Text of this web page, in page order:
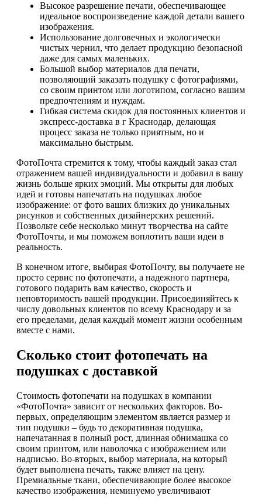
Высокое разрешение печати, обеспечивающее
идеальное воспроизведение каждой детали вашего
изображения.
Использование долговечных и экологически
чистых чернил, что делает продукцию безопасной
даже для самых маленьких.
Большой выбор материалов для печати,
позволяющий заказать подушку с фотографиями,
со своим принтом или логотипом, согласно вашим
предпочтениям и нуждам.
Гибкая система скидок для постоянных клиентов и
экспресс-доставка в г Краснодар, делающая
процесс заказа не только приятным, но и
максимально быстрым.
ФотоПочта стремится к тому, чтобы каждый заказ стал
отражением вашей индивидуальности и добавил в вашу
жизнь больше ярких эмоций. Мы открыты для любых
идей и готовы напечатать на подушках любое
изображение: от фото ваших близких до уникальных
рисунков и собственных дизайнерских решений.
Позвольте себе несколько минут творчества на сайте
ФотоПочты, и мы поможем воплотить ваши идеи в
реальность.
В конечном итоге, выбирая ФотоПочту, вы получаете не
просто сервис по фотопечати, а надежного партнера,
готового подарить вам качество, скорость и
неповторимость вашей продукции. Присоединяйтесь к
числу довольных клиентов по всему Краснодару и за
его пределами, делая каждый момент жизни особенным
вместе с нами.
Сколько стоит фотопечать на
подушках с доставкой
Стоимость фотопечати на подушках в компании
«ФотоПочта» зависит от нескольких факторов. Во-
первых, определяющим элементом является размер и
тип подушки – будь то декоративная подушка,
напечатанная в полный рост, длинная обнимашка со
своим принтом, или наволочка с изображением или
надписью. Во-вторых, выбор материала, на который
будет выполнена печать, также влияет на цену.
Премиальные ткани, обеспечивающие более высокое
качество изображения, неминуемо увеличивают